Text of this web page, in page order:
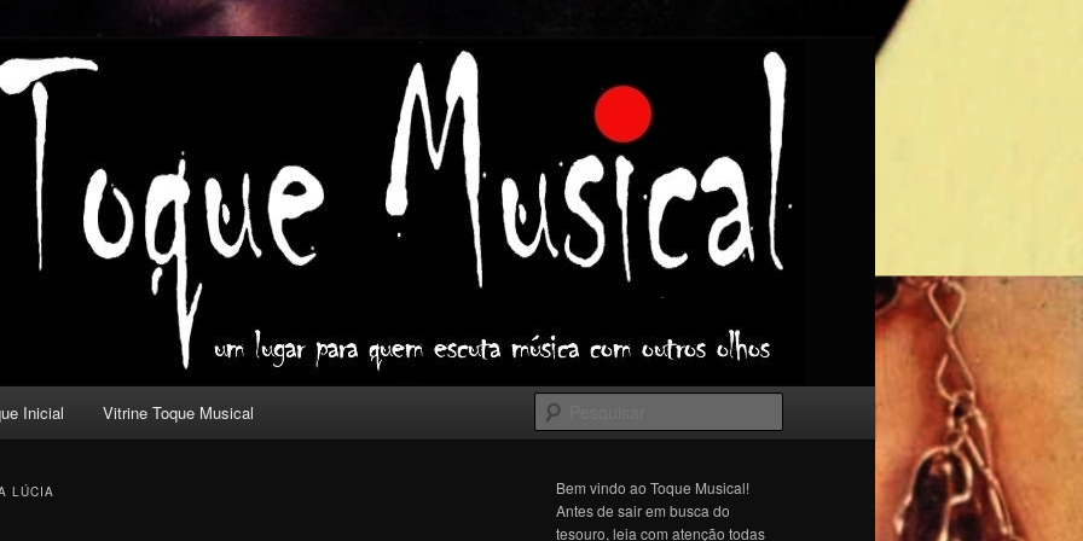
com outros olhos.
Inicial Vitrine Toque Musical
LÚCIA
Bem vindo ao Toque Musical!
Antes de sair em busca do
tesouro, leia com atenção todas